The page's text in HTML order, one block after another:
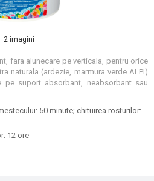
2 imagini
fara alunecare pe verticala, pentru orice
naturala (ardezie, marmura verde ALPI)
pe suport absorbant, neabsorbant sau
50 minute; chituirea rosturilor:
12 ore